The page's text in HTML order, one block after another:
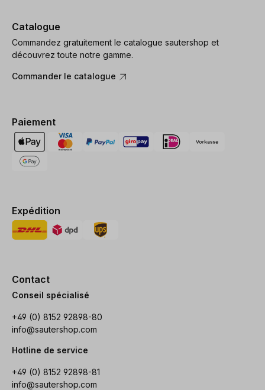
Catalogue
Commandez gratuitement le catalogue sautershop et
découvrez toute notre gamme.
Commander le catalogue
Paiement
Expédition
Contact
Conseil spécialisé
+49 (0) 8152 92898-80
info@sautershop.com
Hotline de service
+49 (0) 8152 92898-81
info@sautershop.com